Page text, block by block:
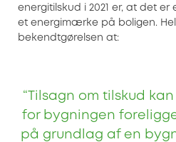
energitilskud i 2021 er, at det
et energimærke på boligen.
bekendtgørelsen at:
“Tilsagn om tilskud
for bygningen
på grundlag af en